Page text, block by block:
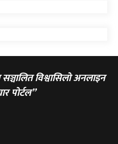
सञ्चालित विश्वासिलो अनलाइन
पोर्टल”